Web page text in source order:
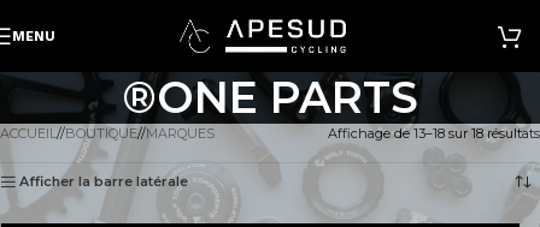
MENU
®ONE PARTS
ACCUEIL/ BOUTIQUE/ MARQUES Affichage de 13–18 sur 18 résultats
Afficher la barre latérale